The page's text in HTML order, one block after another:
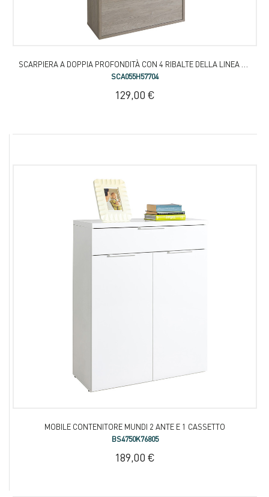
SCA055H57704
129,00 €
MOBILE CONTENITORE MUNDI 2 ANTE E 1 CASSETTO
BS4750K76805
189,00 €